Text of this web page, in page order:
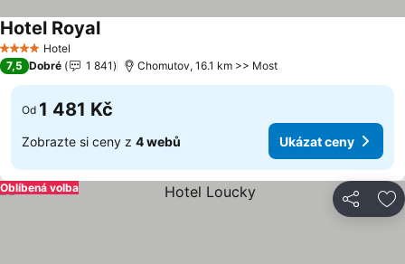
4 Počet hvězdiček
Hotel
Hotel Royal
7,5 Dobré 1 841 Chomutov, 16.1 km >> Most
Od 1 481 Kč
Zobrazte si ceny z 4 webů Ukázat ceny
Sdílet
Oblíbená volba